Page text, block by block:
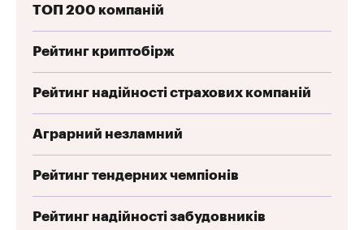
ТОП 200 компаній
Рейтинг криптобірж
Рейтинг надійності страхових компаній
Аграрний незламний
Рейтинг тендерних чемпіонів
Рейтинг надійності забудовників